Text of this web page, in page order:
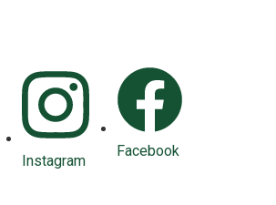
Instagram
Facebook